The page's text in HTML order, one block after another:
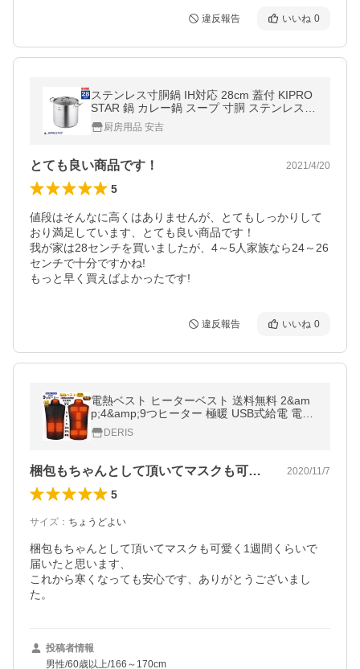
違反報告 いいね 0
ステンレス寸胴鍋 IH対応 28cm 蓋付 KIPRO
STAR 鍋 カレー鍋 スープ 寸胴 ステンレス
業務用
厨房用品 安吉
とても良い商品です！ 2021/4/20
5
値段はそんなに高くはありませんが、とてもしっかりして
おり満足しています、とても良い商品です！
我が家は28センチを買いましたが、4～5人家族なら24～26
センチで十分ですかね!
もっと早く買えばよかったです!
違反報告 いいね 0
電熱ベスト ヒーターベスト 送料無料 2&am
p;4&amp;9つヒーター 極暖 USB式給電 電熱
ウェア 3段温度調整 防寒 薄くて軽い 秋冬用
通勤 冷え性に対応
DERIS
梱包もちゃんとして頂いてマスクも可愛く… 2020/11/7
5
サイズ ： ちょうどよい
梱包もちゃんとして頂いてマスクも可愛く1週間くらいで
届いたと思います、
これから寒くなっても安心です、ありがとうございまし
た。
投稿者情報
男性/60歳以上/166～170cm